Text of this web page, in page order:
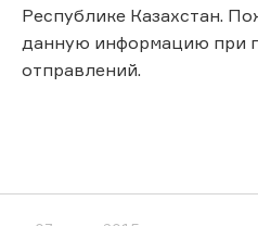
Республике Казахстан.
данную информацию при
отправлений.